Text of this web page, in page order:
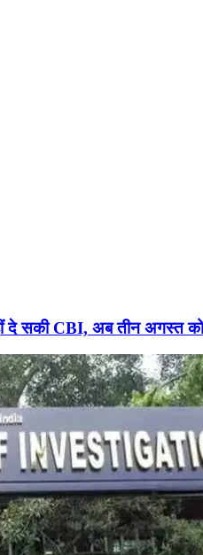
दे सकी CBI, अब तीन अगस्त को